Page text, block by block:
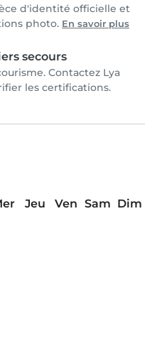
d'identité officielle et
photo. En savoir plus
secours
Contactez Lya
les certifications.
Jeu Ven Sam Dim